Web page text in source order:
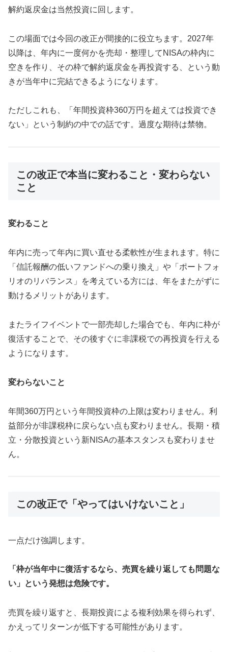
解約返戻金は当然投資に回します。
この場面では今回の改正が間接的に役立ちます。2027年
以降は、年内に一度何かを売却・整理してNISAの枠内に
空きを作り、その枠で解約返戻金を再投資する、という動
きが当年中に完結できるようになります。
ただしこれも、「年間投資枠360万円を超えては投資でき
ない」という制約の中での話です。過度な期待は禁物。
この改正で本当に変わること・変わらない
こと
変わること
年内に売って年内に買い直せる柔軟性が生まれます。特に
「信託報酬の低いファンドへの乗り換え」や「ポートフォ
リオのリバランス」を考えている方には、年をまたがずに
動けるメリットがあります。
またライフイベントで一部売却した場合でも、年内に枠が
復活することで、その後すぐに非課税での再投資を行える
ようになります。
変わらないこと
年間360万円という年間投資枠の上限は変わりません。利
益部分が非課税枠に戻らない点も変わりません。長期・積
立・分散投資という新NISAの基本スタンスも変わりませ
ん。
この改正で「やってはいけないこと」
一点だけ強調します。
「枠が当年中に復活するなら、売買を繰り返しても問題な
い」という発想は危険です。
売買を繰り返すと、長期投資による複利効果を得られず、
かえってリターンが低下する可能性があります。